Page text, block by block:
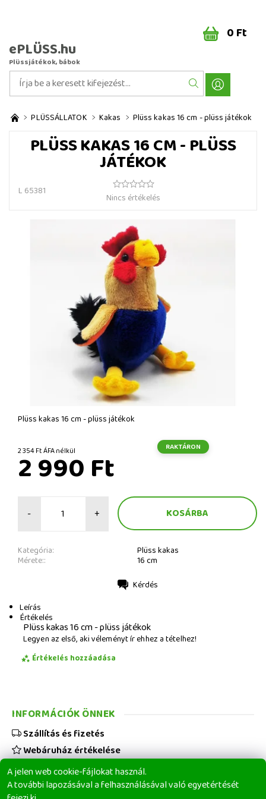
ePLÜSS.hu
Plüssjátékok, bábok
0 Ft
PLÜSSÁLLATOK Kakas Plüss kakas 16 cm - plüss játékok
PLÜSS KAKAS 16 CM - PLÜSS
JÁTÉKOK
L 65381
Nincs értékelés
Plüss kakas 16 cm - plüss játékok
2 354 Ft ÁFA nélkül RAKTÁRON
2 990 Ft
- +
Kategória: Plüss kakas
Mérete:: 16 cm
Kérdés
Leírás
Értékelés
Plüss kakas 16 cm - plüss játékok
Legyen az első, aki véleményt ír ehhez a tételhez!
Értékelés hozzáadása
A jelen web cookie-fájlokat használ.
A további lapozásával a felhasználásával való egyetértését
INFORMÁCIÓK ÖNNEK
Szállítás és fizetés
Webáruház értékelése
Viszonteladóknak
Üzleti feltételek